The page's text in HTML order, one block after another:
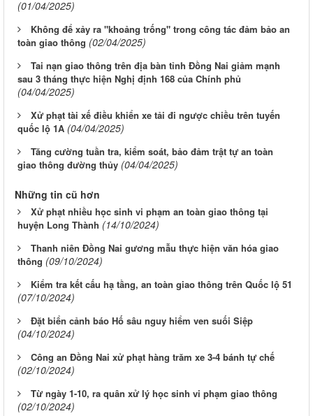
(01/04/2025)
Không để xảy ra "khoảng trống" trong công tác đảm bảo an
toàn giao thông (02/04/2025)
Tai nạn giao thông trên địa bàn tỉnh Đồng Nai giảm mạnh
sau 3 tháng thực hiện Nghị định 168 của Chính phủ
(04/04/2025)
Xử phạt tài xế điều khiển xe tải đi ngược chiều trên tuyến
quốc lộ 1A (04/04/2025)
Tăng cường tuần tra, kiểm soát, bảo đảm trật tự an toàn
giao thông đường thủy (04/04/2025)
Những tin cũ hơn
Xử phạt nhiều học sinh vi phạm an toàn giao thông tại
huyện Long Thành (14/10/2024)
Thanh niên Đồng Nai gương mẫu thực hiện văn hóa giao
thông (09/10/2024)
Kiểm tra kết cấu hạ tầng, an toàn giao thông trên Quốc lộ 51
(07/10/2024)
Đặt biển cảnh báo Hố sâu nguy hiểm ven suối Siệp
(04/10/2024)
Công an Đồng Nai xử phạt hàng trăm xe 3-4 bánh tự chế
(02/10/2024)
Từ ngày 1-10, ra quân xử lý học sinh vi phạm giao thông
(02/10/2024)